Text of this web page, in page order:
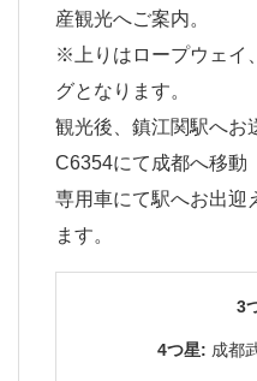
産観光へご案内。
※上りはロープウェイ
グとなります。
観光後、鎮江関駅へお
C6354にて成都へ移動
専用車にて駅へお出迎
ます。
3
4つ星: 成都